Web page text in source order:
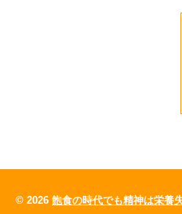
© 2026 飽食の時代でも精神は栄養